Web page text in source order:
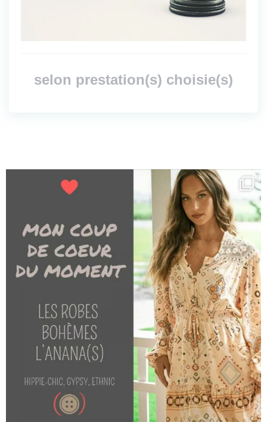
selon prestation(s) choisie(s)